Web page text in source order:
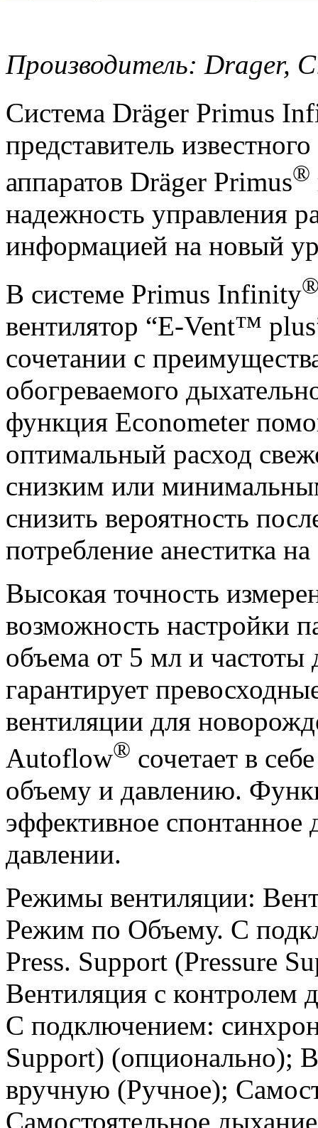
Производитель: Drager,
Система Dräger Primus
представитель
аппаратов Dräger Primus®
надежность управления
информацией на новый
В системе Primus Infinity
вентилятор “E-Vent™
сочетании с
обогреваемого
функция Econometer
оптимальный расход
снизким или
снизить вероятность
потребление анеститка
Высокая точность
возможность настройки
объема от 5 мл и
гарантирует
вентиляции для
Autoflow® сочетает в
объему и давлению.
эффективное
давлении.
Режимы вентиляции:
Режим по Объему. С
Press. Support (Pressure
Вентиляция с контролем
С подключением:
Support) (опционально);
вручную (Ручное);
Самостоятельное